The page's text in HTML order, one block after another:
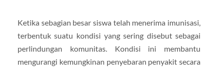
Ketika sebagian besar siswa telah menerima imunisasi,
terbentuk suatu kondisi yang sering disebut sebagai
perlindungan komunitas. Kondisi ini membantu
mengurangi kemungkinan penyebaran penyakit secara